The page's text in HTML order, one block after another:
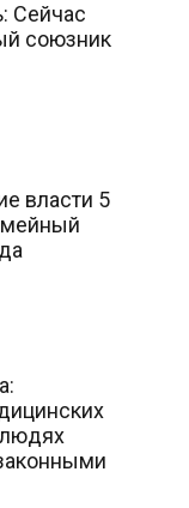
Сейчас
союзник
власти 5
людях